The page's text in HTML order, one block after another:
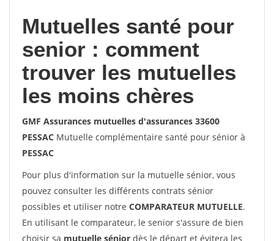
Mutuelles santé pour
senior : comment
trouver les mutuelles
les moins chères
GMF Assurances mutuelles d'assurances 33600
PESSAC Mutuelle complémentaire santé pour sénior à
PESSAC
Pour plus d'information sur la mutuelle sénior, vous
pouvez consulter les différents contrats sénior
possibles et utiliser notre COMPARATEUR MUTUELLE.
En utilisant le comparateur, le senior s'assure de bien
choisir sa mutuelle sénior dès le départ et évitera les